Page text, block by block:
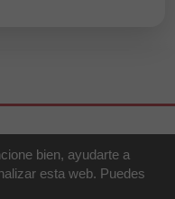
bien, ayudarte a
esta web. Puedes